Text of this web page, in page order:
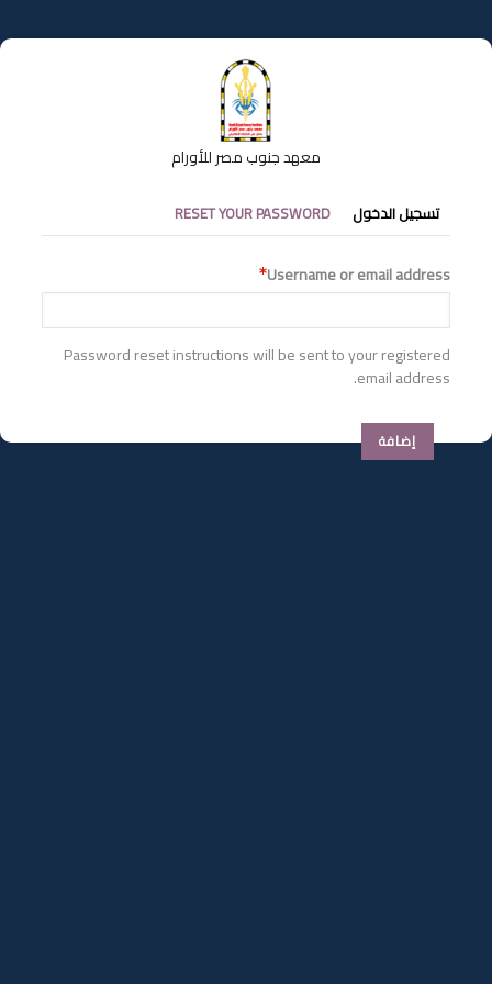
إلى
المحتوى
معهد جنوب مصر للأورام
التبويبات
الأساسية
تسجيل الدخول RESET YOUR PASSWORD
Username or email address
Password reset instructions will be sent to your registered
email address.